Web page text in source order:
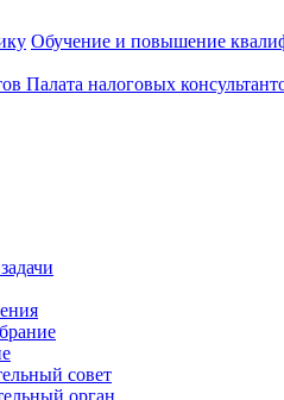
Обучение и повышение
Палата налоговых
совет
орган